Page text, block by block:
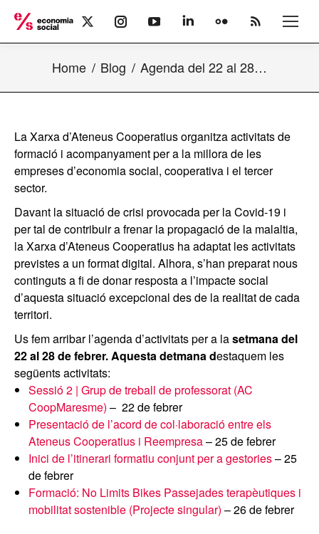
X
page
in
window
Instagram
page
in
window
YouTube
page
in
window
Linkedin
page
in
window
Flickr
page
in
window
Rss
page
in
window
Home Blog Agenda del 22 al 28…
La Xarxa d’Ateneus Cooperatius organitza activitats de
formació i acompanyament per a la millora de les
empreses d’economia social, cooperativa i el tercer
sector.
Davant la situació de crisi provocada per la Covid-19 i
per tal de contribuir a frenar la propagació de la malaltia,
la Xarxa d’Ateneus Cooperatius ha adaptat les activitats
previstes a un format digital. Alhora, s’han preparat nous
continguts a fi de donar resposta a l’impacte social
d’aquesta situació excepcional des de la realitat de cada
territori.
Us fem arribar l’agenda d’activitats per a lasetmana del
22 al 28 de febrer. Aquesta detmana destaquem les
següents activitats:
Sessió 2 | Grup de treball de professorat (AC
CoopMaresme) – 22 de febrer
Presentació de l’acord de col·laboració entre els
Ateneus Cooperatius i Reempresa– 25 de febrer
Inici de l’itinerari formatiu conjunt per a gestories– 25
de febrer
Formació: No Limits Bikes Passejades terapèutiques i
mobilitat sostenible (Projecte singular) – 26 de febrer